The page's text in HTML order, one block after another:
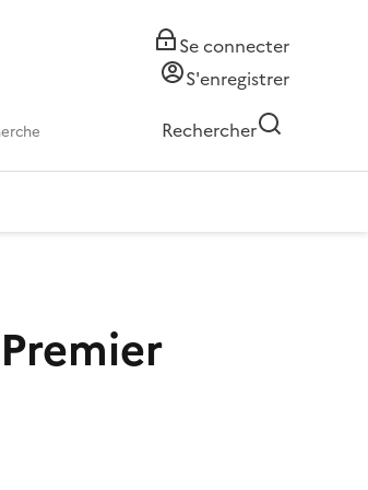
Se connecter
S'enregistrer
Rechercher